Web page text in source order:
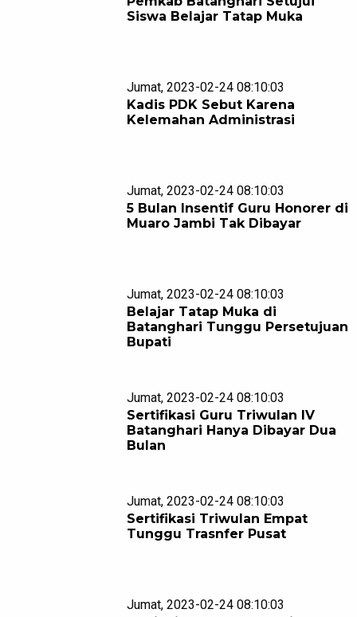
Siswa Belajar Tatap Muka
Jumat, 2023-02-24 08:10:03
Kadis PDK Sebut Karena
Kelemahan Administrasi
Jumat, 2023-02-24 08:10:03
5 Bulan Insentif Guru Honorer di
Muaro Jambi Tak Dibayar
Jumat, 2023-02-24 08:10:03
Belajar Tatap Muka di
Batanghari Tunggu Persetujuan
Bupati
Jumat, 2023-02-24 08:10:03
Sertifikasi Guru Triwulan IV
Batanghari Hanya Dibayar Dua
Bulan
Jumat, 2023-02-24 08:10:03
Sertifikasi Triwulan Empat
Tunggu Trasnfer Pusat
Jumat, 2023-02-24 08:10:03